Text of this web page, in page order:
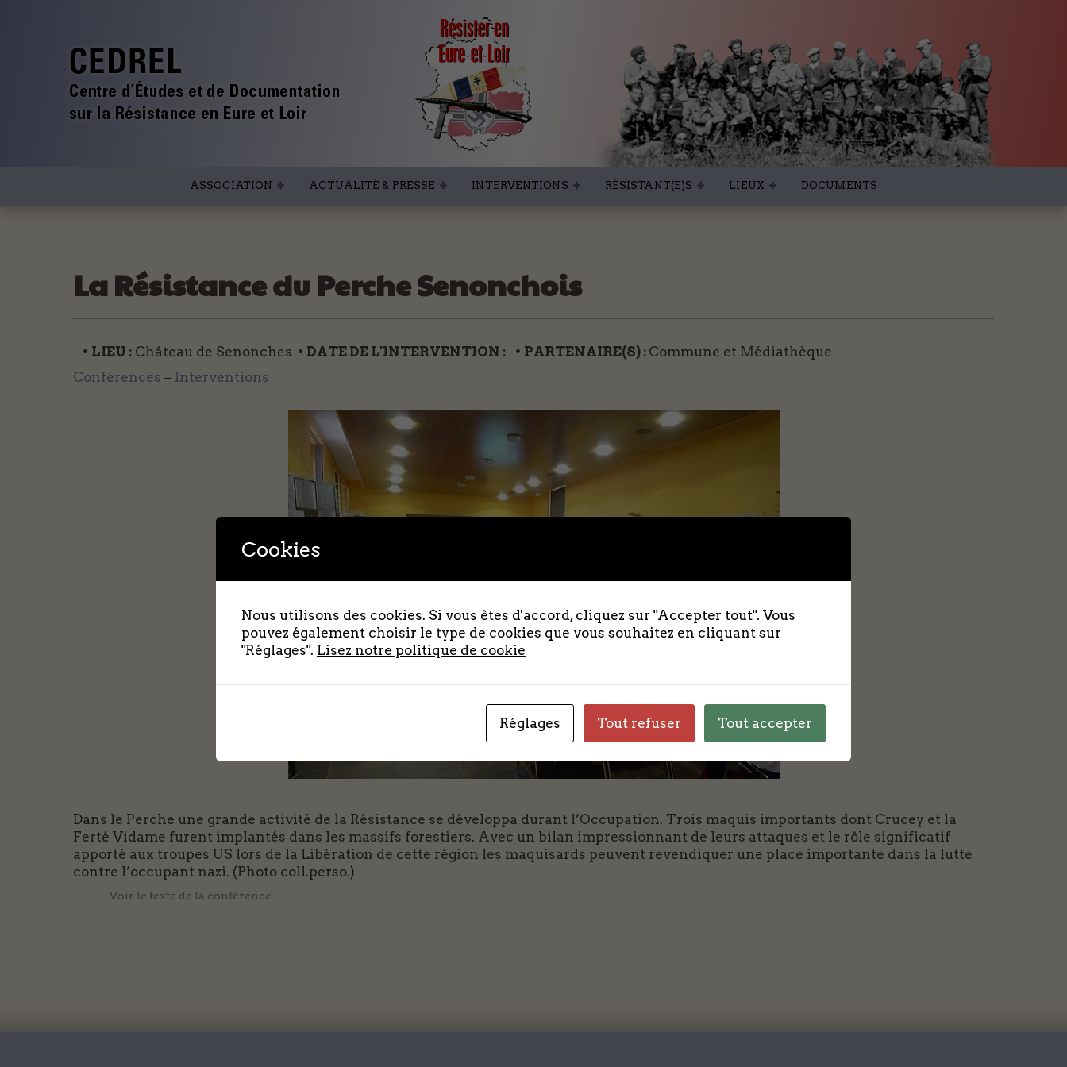
ASSOCIATION ACTUALITÉ & PRESSE INTERVENTIONS RÉSISTANT(E)S LIEUX DOCUMENTS
La Résistance du Perche Senonchois
• LIEU : Château de Senonches • DATE DE L'INTERVENTION : • PARTENAIRE(S) : Commune et Médiathèque
Conférences – Interventions
Dans le Perche une grande activité de la Résistance se développa durant l’Occupation. Trois maquis importants dont Crucey et la
Ferté Vidame furent implantés dans les massifs forestiers. Avec un bilan impressionnant de leurs attaques et le rôle significatif
apporté aux troupes US lors de la Libération de cette région les maquisards peuvent revendiquer une place importante dans la lutte
contre l’occupant nazi. (Photo coll.perso.)
Voir le texte de la conférence
Cookies
Nous utilisons des cookies. Si vous êtes d'accord, cliquez sur "Accepter tout". Vous
pouvez également choisir le type de cookies que vous souhaitez en cliquant sur
"Réglages". Lisez notre politique de cookie
Réglages Tout refuser Tout accepter